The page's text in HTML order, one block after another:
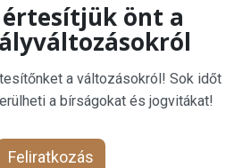
értesítjük önt a
a változásokról! Sok időt
a bírságokat és jogvitákat!
Feliratkozás